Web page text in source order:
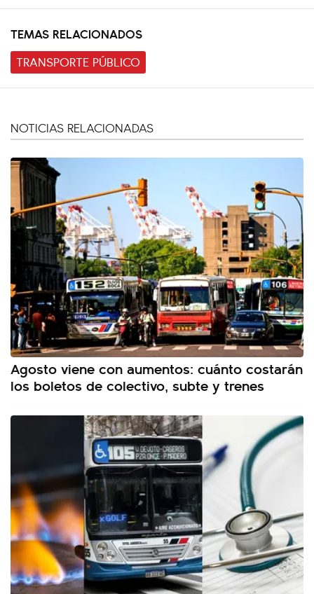
TEMAS RELACIONADOS
TRANSPORTE PÚBLICO
NOTICIAS RELACIONADAS
Agosto viene con aumentos: cuánto costarán
los boletos de colectivo, subte y trenes